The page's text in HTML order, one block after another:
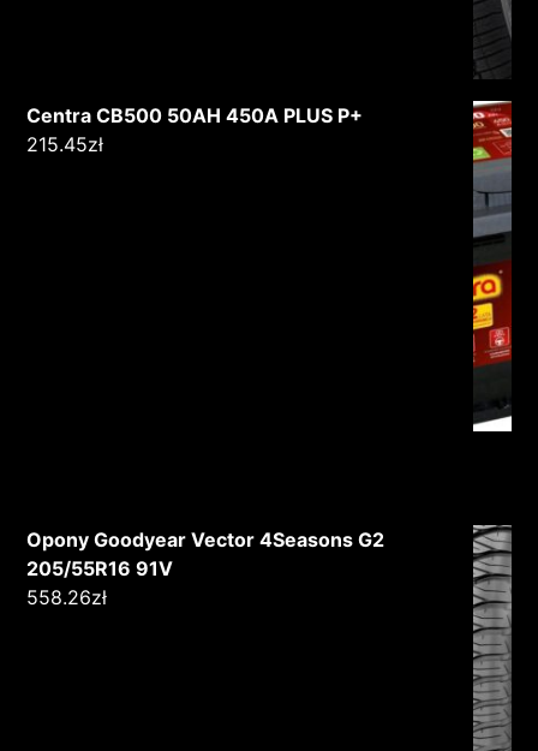
Centra CB500 50AH 450A PLUS P+
215.45zł
Opony Goodyear Vector 4Seasons G2
205/55R16 91V
558.26zł